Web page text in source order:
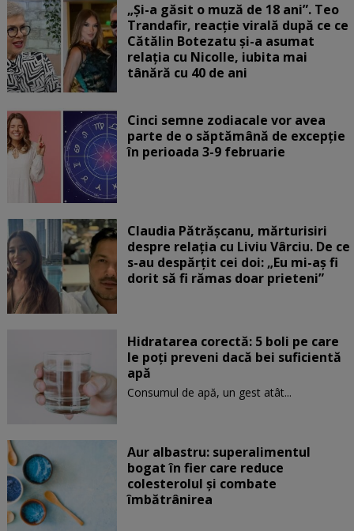
„Și-a găsit o muză de 18 ani”. Teo
Trandafir, reacție virală după ce ce
Cătălin Botezatu și-a asumat
relația cu Nicolle, iubita mai
tânără cu 40 de ani
Cinci semne zodiacale vor avea
parte de o săptămână de excepție
în perioada 3-9 februarie
Claudia Pătrășcanu, mărturisiri
despre relația cu Liviu Vârciu. De ce
s-au despărțit cei doi: „Eu mi-aș fi
dorit să fi rămas doar prieteni”
Hidratarea corectă: 5 boli pe care
le poți preveni dacă bei suficientă
apă
Consumul de apă, un gest atât...
Aur albastru: superalimentul
bogat în fier care reduce
colesterolul și combate
îmbătrânirea